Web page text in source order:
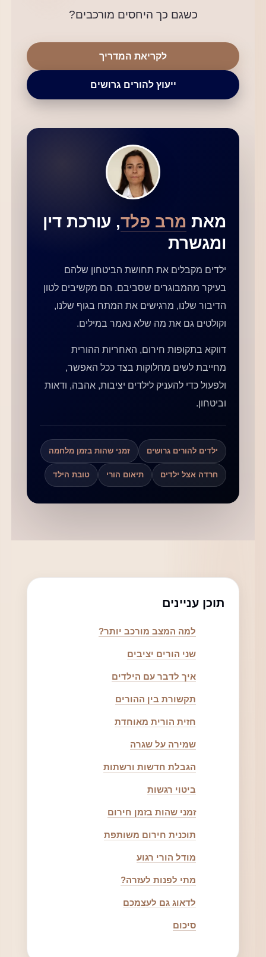
כשגם כך היחסים מורכבים?
לקריאת המדריך
ייעוץ להורים גרושים
מאת מרב פלד, עורכת דין
ומגשרת
ילדים מקבלים את תחושת הביטחון שלהם
בעיקר מהמבוגרים שסביבם. הם מקשיבים לטון
הדיבור שלנו, מרגישים את המתח בגוף שלנו,
וקולטים גם את מה שלא נאמר במילים.
דווקא בתקופות חירום, האחריות ההורית
מחייבת לשים מחלוקות בצד ככל האפשר,
ולפעול כדי להעניק לילדים יציבות, אהבה, ודאות
וביטחון.
ילדים להורים גרושים זמני שהות בזמן מלחמה
חרדה אצל ילדים תיאום הורי טובת הילד
תוכן עניינים
למה המצב מורכב יותר?
שני הורים יציבים
איך לדבר עם הילדים
תקשורת בין ההורים
חזית הורית מאוחדת
שמירה על שגרה
הגבלת חדשות ורשתות
ביטוי רגשות
זמני שהות בזמן חירום
תוכנית חירום משותפת
מודל הורי רגוע
מתי לפנות לעזרה?
לדאוג גם לעצמכם
סיכום